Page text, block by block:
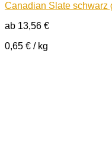
Canadian Slate schwarz
ab 13,56 €
0,65 € / kg